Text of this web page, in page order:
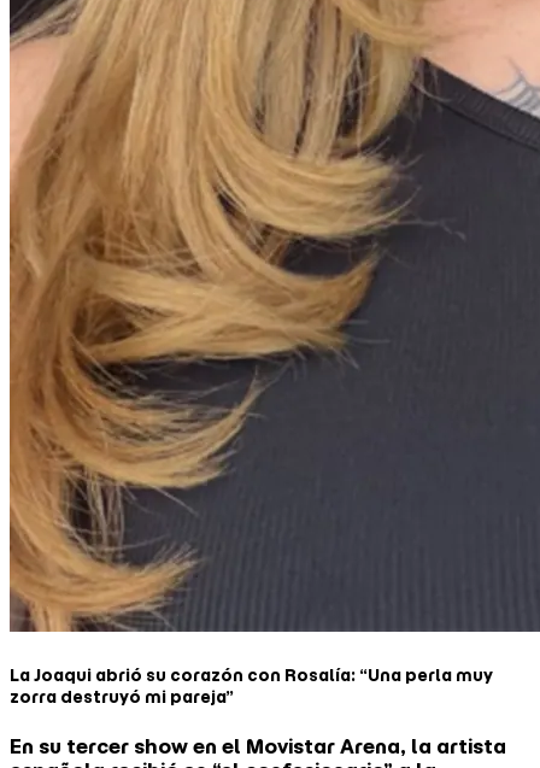
La Joaqui abrió su corazón con Rosalía: “Una perla muy
zorra destruyó mi pareja”
En su tercer show en el Movistar Arena, la artista